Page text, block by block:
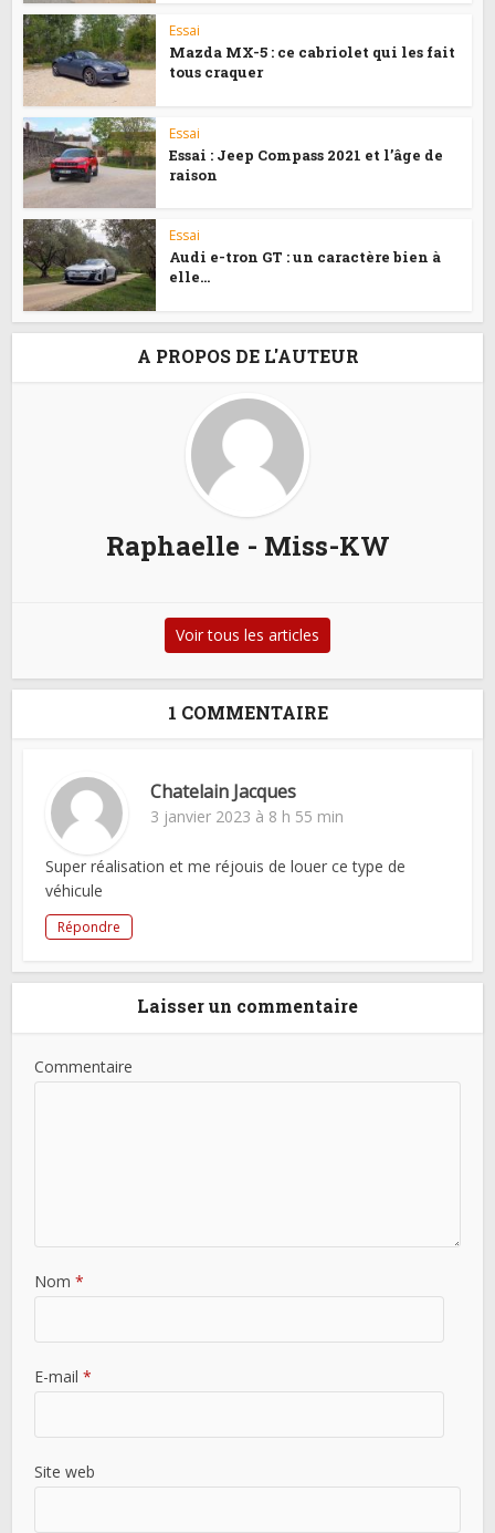
Essai
Mazda MX-5 : ce cabriolet qui les fait
tous craquer
Essai
Essai : Jeep Compass 2021 et l’âge de
raison
Essai
Audi e-tron GT : un caractère bien à
elle…
A PROPOS DE L'AUTEUR
Raphaelle - Miss-KW
Voir tous les articles
1 COMMENTAIRE
Chatelain Jacques
3 janvier 2023 à 8 h 55 min
Super réalisation et me réjouis de louer ce type de
véhicule
Répondre
Laisser un commentaire
Commentaire
Nom*
E-mail*
Site web